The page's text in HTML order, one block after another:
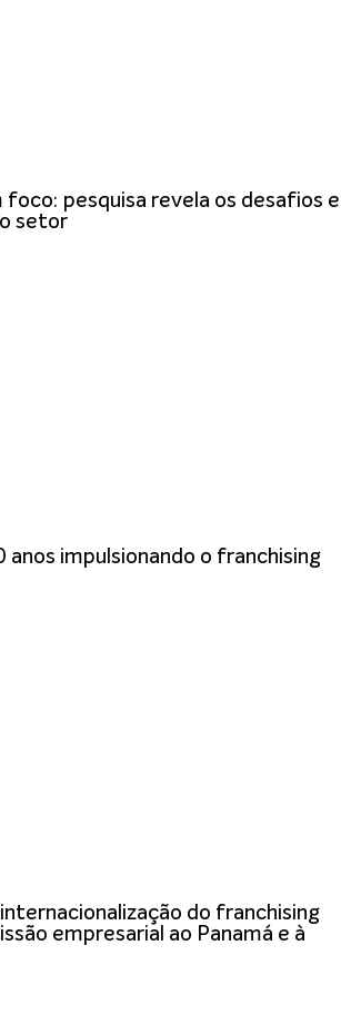
foco: pesquisa revela os desafios e
setor
anos impulsionando o franchising
do franchising
empresarial ao Panamá e à